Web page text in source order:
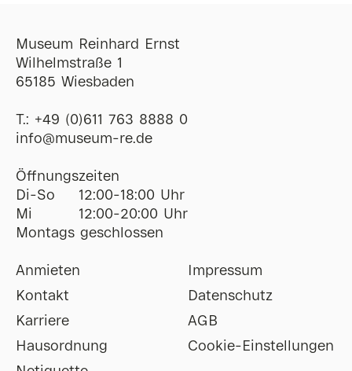
Museum Reinhard Ernst
Wilhelmstraße 1
65185 Wiesbaden
T.: +49 (0)611 763 8888 0
ofni@museum-re de
Öffnungszeiten
Di-So
12:00-18:00 Uhr
Mi
12:00-20:00 Uhr
Montags geschlossen
Anmieten
Kontakt
Karriere
Hausordnung
Impressum
Datenschutz
AGB
Cookie-Einstellungen